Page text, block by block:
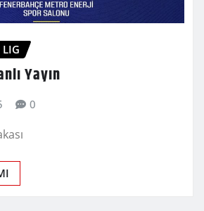
LIG
Yayın
0